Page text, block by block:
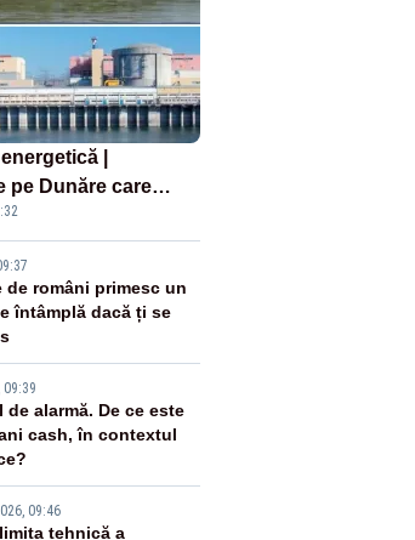
|
pe Dunăre care
Cernavodă era
lui Ceaușescu
de români primesc un
întâmplă dacă ți se
de alarmă. De ce este
cash, în contextul
09:46
tehnică a